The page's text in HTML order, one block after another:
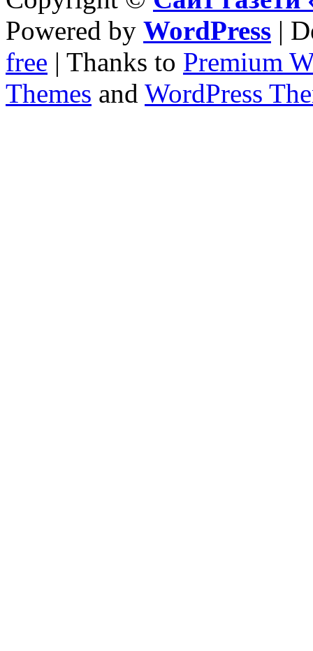
Powered by WordPress |
free | Thanks to Premium
Themes and WordPress